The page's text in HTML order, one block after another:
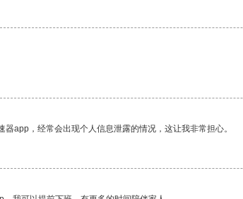
app，经常会出现个人信息泄露的情况，这让我非常担心。